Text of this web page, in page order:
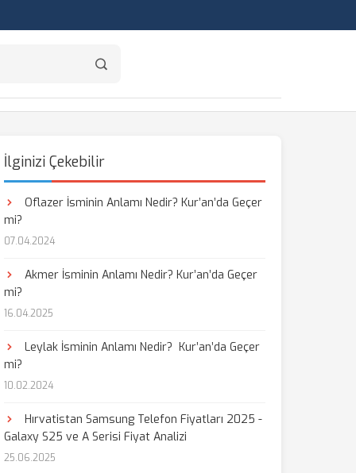
İlginizi Çekebilir
Oflazer İsminin Anlamı Nedir? Kur’an’da Geçer
mi?
07.04.2024
Akmer İsminin Anlamı Nedir? Kur’an’da Geçer
mi?
16.04.2025
Leylak İsminin Anlamı Nedir? Kur’an’da Geçer
mi?
10.02.2024
Hırvatistan Samsung Telefon Fiyatları 2025 -
Galaxy S25 ve A Serisi Fiyat Analizi
25.06.2025